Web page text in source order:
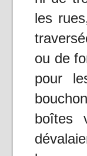
les
ou de
pour
boîtes